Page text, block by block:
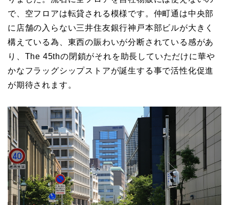
で、空フロアは転貸される模様です。仲町通は中央部
に店舗の入らない三井住友銀行神戸本部ビルが大きく
構えている為、東西の賑わいが分断されている感があ
り、The 45thの閉鎖がそれを助長していただけに華や
かなフラッグシップストアが誕生する事で活性化促進
が期待されます。